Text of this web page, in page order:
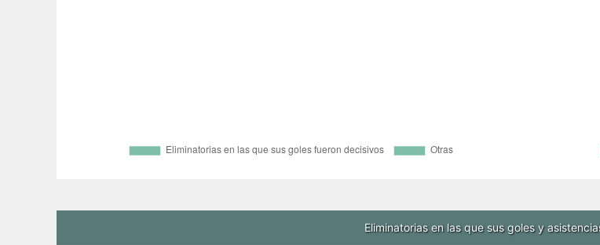
Eliminatorias en las que sus goles y